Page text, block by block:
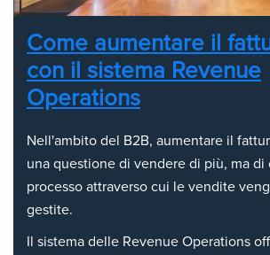
Come aumentare il
con il sistema Revenue
Operations
Nell'ambito del B2B, aumentare il
una questione di vendere di più, ma di
processo attraverso cui le vendite
gestite.
Il sistema delle Revenue Operations